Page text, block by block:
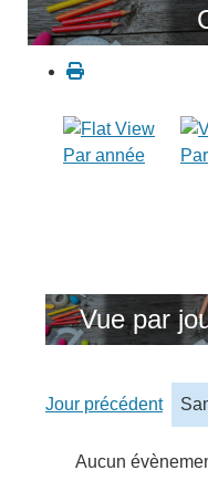
Par année
Vue par
Jour précédent
Aucun